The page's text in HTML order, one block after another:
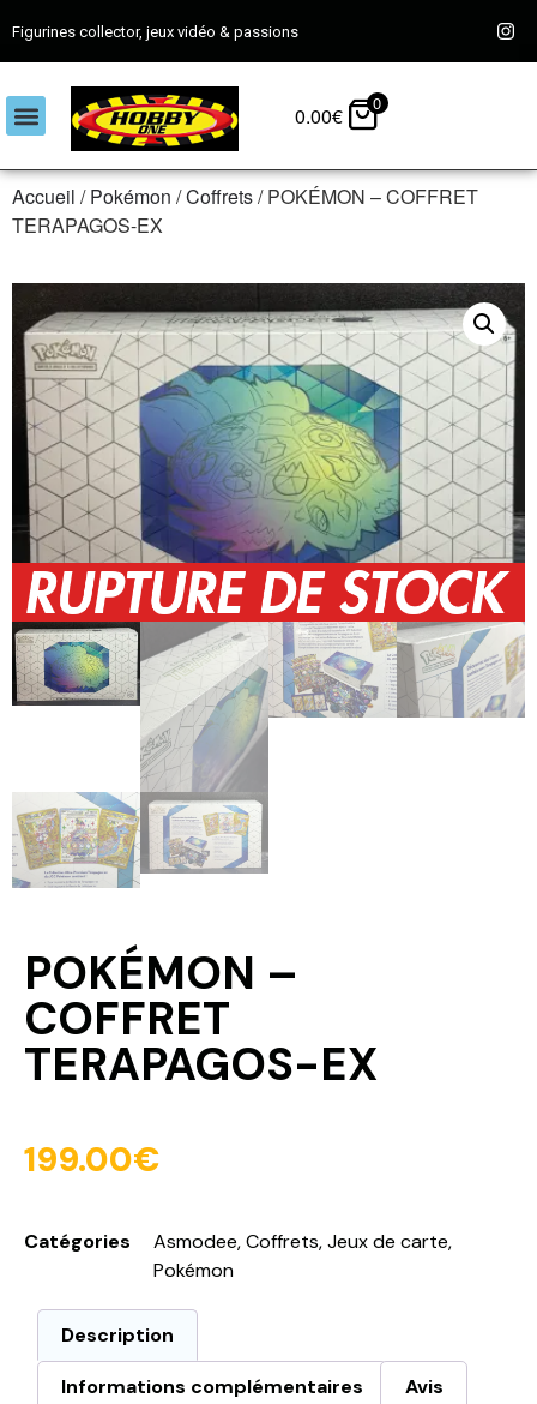
Figurines collector, jeux vidéo & passions
0.00€ 0
Accueil /Pokémon /Coffrets/ POKÉMON – COFFRET
TERAPAGOS-EX
POKÉMON –
COFFRET
TERAPAGOS-EX
199.00€
Catégories Asmodee,Coffrets,Jeux de carte,
Pokémon
Description
Informations complémentaires Avis